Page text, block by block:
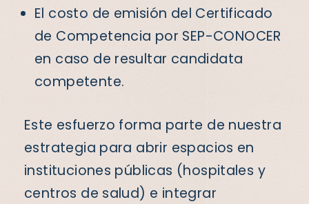
El costo de emisión del Certificado
de Competencia por SEP-CONOCER
en caso de resultar candidata
competente.
Este esfuerzo forma parte de nuestra
estrategia para abrir espacios en
instituciones públicas (hospitales y
centros de salud) e integrar